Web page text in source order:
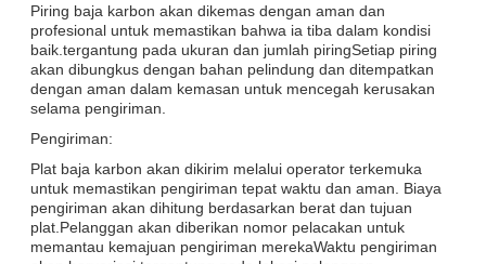
Piring baja karbon akan dikemas dengan aman dan
profesional untuk memastikan bahwa ia tiba dalam kondisi
baik.tergantung pada ukuran dan jumlah piringSetiap piring
akan dibungkus dengan bahan pelindung dan ditempatkan
dengan aman dalam kemasan untuk mencegah kerusakan
selama pengiriman.
Pengiriman:
Plat baja karbon akan dikirim melalui operator terkemuka
untuk memastikan pengiriman tepat waktu dan aman. Biaya
pengiriman akan dihitung berdasarkan berat dan tujuan
plat.Pelanggan akan diberikan nomor pelacakan untuk
memantau kemajuan pengiriman merekaWaktu pengiriman